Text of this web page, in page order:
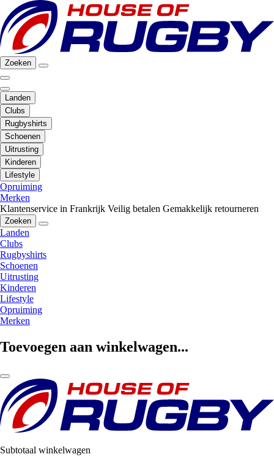
Zoeken
Landen
Clubs
Rugbyshirts
Schoenen
Uitrusting
Kinderen
Lifestyle
Opruiming
Merken
Klantenservice in Frankrijk Veilig betalen Gemakkelijk retourneren
Zoeken
Landen
Clubs
Rugbyshirts
Schoenen
Uitrusting
Kinderen
Lifestyle
Opruiming
Merken
Toevoegen aan winkelwagen...
Subtotaal winkelwagen